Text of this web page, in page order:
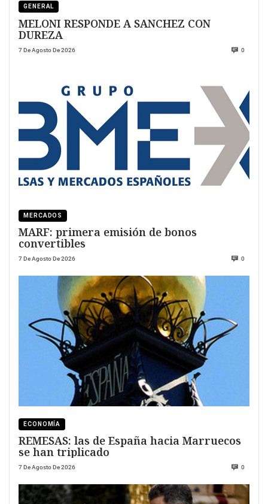
GENERAL
MELONI RESPONDE A SANCHEZ CON
DUREZA
7 De Agosto De 2026 0
MERCADOS
MARF: primera emisión de bonos
convertibles
7 De Agosto De 2026 0
ECONOMÍA
REMESAS: las de España hacia Marruecos
se han triplicado
7 De Agosto De 2026 0